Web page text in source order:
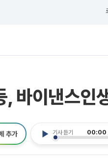
바이낸스인
기사 듣기 00:00
추가